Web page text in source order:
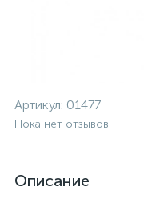
Артикул: 01477
Пока нет отзывов
Описание